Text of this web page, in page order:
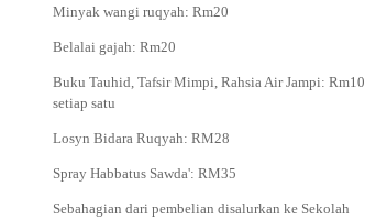
Minyak wangi ruqyah: Rm20
Belalai gajah: Rm20
Buku Tauhid, Tafsir Mimpi, Rahsia Air Jampi: Rm10
setiap satu
Losyn Bidara Ruqyah: RM28
Spray Habbatus Sawda': RM35
Sebahagian dari pembelian disalurkan ke Sekolah